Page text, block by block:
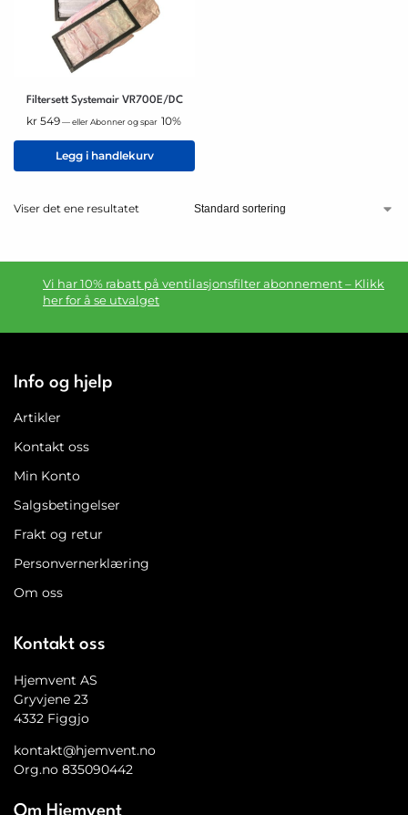
Filtersett Systemair VR700E/DC
kr 549 —eller Abonner og spar 10%
Legg i handlekurv
Viser det ene resultatet
Vi har 10% rabatt på ventilasjonsfilter abonnement – Klikk
her for å se utvalget
Info og hjelp
Artikler
Kontakt oss
Min Konto
Salgsbetingelser
Frakt og retur
Personvernerklæring
Om oss
Kontakt oss
Hjemvent AS
Gryvjene 23
4332 Figgjo
kontakt@hjemvent.no
Org.no 835090442
Om Hjemvent